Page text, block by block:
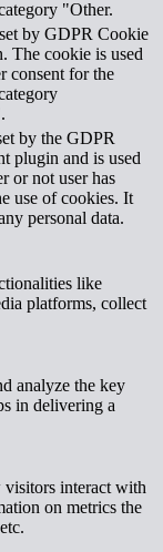
"Other.
by GDPR Cookie
The cookie is used
consent for the
by the GDPR
plugin and is used
or not user has
use of cookies. It
personal data.
like
platforms, collect
analyze the key
in delivering a
visitors interact with
on metrics the